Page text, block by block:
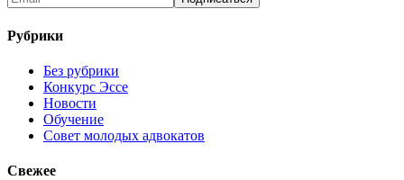
Рубрики
Без рубрики
Конкурс Эссе
Новости
Обучение
Совет молодых адвокатов
Свежее